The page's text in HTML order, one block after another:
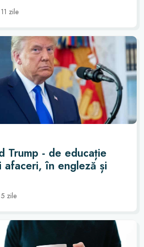
zile
Trump - de educație
afaceri, în engleză și
zile